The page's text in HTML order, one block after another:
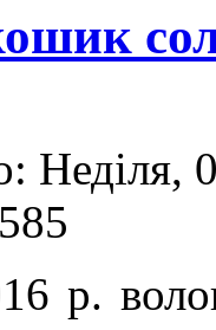
Неділя,
р.